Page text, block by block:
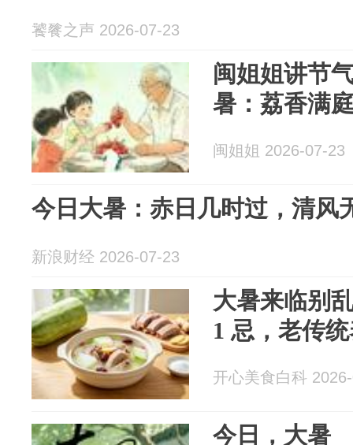
饕餮之声 2026-07-23
闽姐姐讲节
暑：荔香满
闽姐姐 2026-07-23
今日大暑：赤日几时过，清风
新浪财经 2026-07-23
大暑来临别
1 忌，老传
开心美食白科
今日，大暑